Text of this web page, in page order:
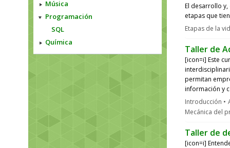
Música
Programación
SQL
Química
El desarrollo y,
etapas que
Etapas de la
Taller de
[icon=i] Este
permitan
información y
Introducción
Mecánica del
Taller de
[icon=i]